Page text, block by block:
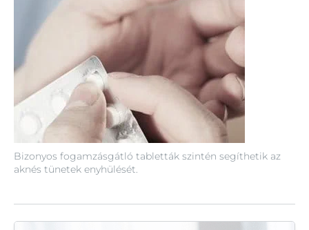
Bizonyos fogamzásgátló tabletták szintén segíthetik az
aknés tünetek enyhülését.